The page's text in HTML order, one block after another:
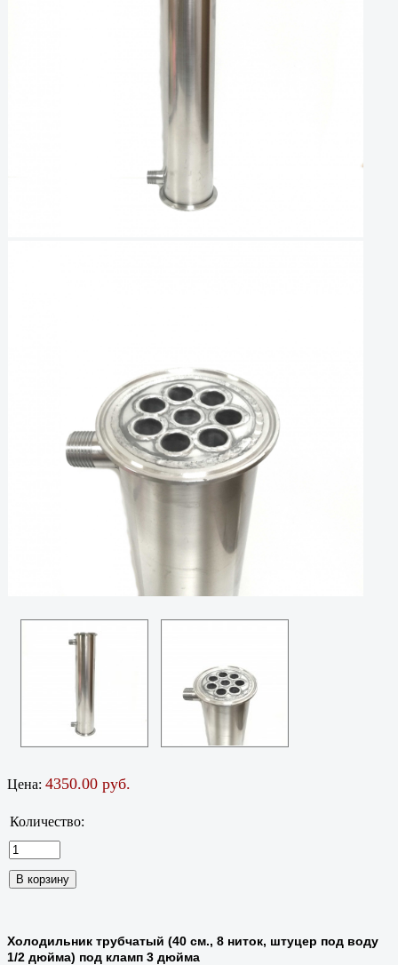
Цена: 4350.00 руб.
Количество:
Холодильник трубчатый (40 см., 8 ниток, штуцер под воду
1/2 дюйма) под кламп 3 дюйма